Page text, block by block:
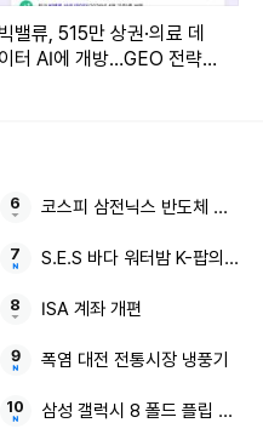
빅밸류, 515만 상권·의료 데
이터 AI에 개방…GEO 전략
당 50만 원
벽
조사
코스피 삼전닉스 반도체 훈풍
S.E.S 바다 워터밤 K-팝의 어
ISA 계좌 개편
폭염 대전 전통시장 냉풍기
삼성 갤럭시 8 폴드 플립 배터